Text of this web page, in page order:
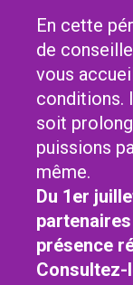
En cette
de
vous
conditions.
soit
puissions
même.
Du 1er
présence
Consultez-